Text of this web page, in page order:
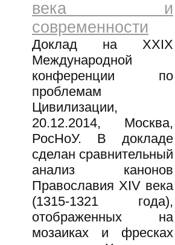
века и
современности
Доклад на XXIX
Международной
конференции по
проблемам
Цивилизации,
20.12.2014, Москва,
РосНоУ. В докладе
сделан сравнительный
анализ канонов
Православия XIV века
(1315-1321 года),
отображенных на
мозаиках и фресках